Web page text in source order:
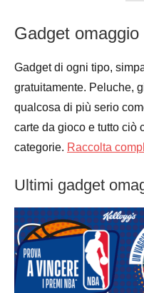
Gadget omaggio
Gadget di ogni tipo,
gratuitamente. Peluche,
qualcosa di più serio
carte da gioco e tutto ciò
categorie. Raccolta
Ultimi gadget